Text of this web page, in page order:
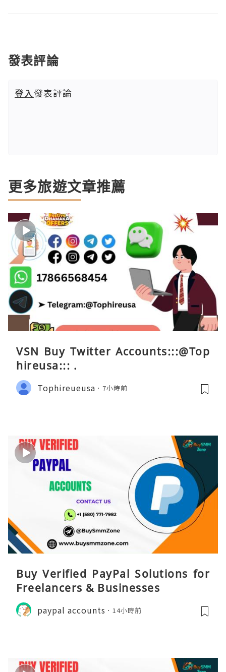
發表評論
登入發表評論
更多旅遊文章推薦
VSN Buy Twitter Accounts:::@Top
hireusa::: .
Tophireueusa 7小時前
Buy Verified PayPal Solutions for
Freelancers & Businesses
paypal accounts 14小時前